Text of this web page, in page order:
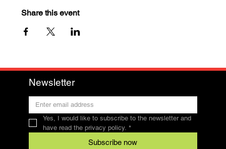
Share this event
Newsletter
Yes, I would like to subscribe to the newsletter and
have read the privacy policy. *
Subscribe now